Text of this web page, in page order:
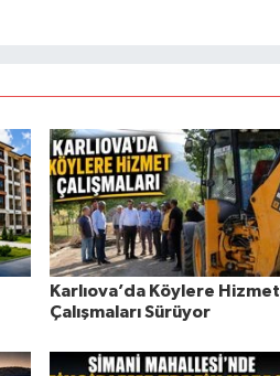
Karlıova’da Köylere Hizmet
Çalışmaları Sürüyor